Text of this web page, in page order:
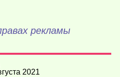
рекламы
2021